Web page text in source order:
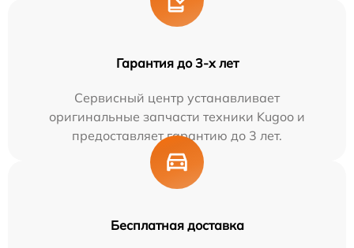
Гарантия до 3-х лет
Сервисный центр устанавливает
оригинальные запчасти техники Kugoo и
предоставляет гарантию до 3 лет.
Бесплатная доставка